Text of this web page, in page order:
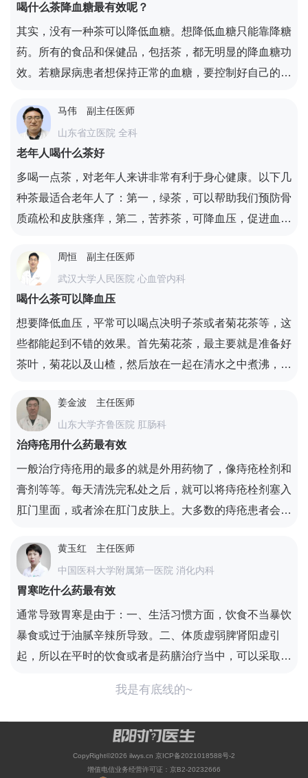
喝什么茶降血糖最有效呢？
其实，没有一种茶可以降低血糖。想降低血糖只能靠降糖
药。所有的食品和保健品，包括茶，都无明显的降血糖功
效。若糖尿病患者想保持正常的血糖，要控制好自己的饮
进行体育锻炼也有助于稳定血糖。更重要的是在医生的指
导下，应用降血糖药物来控制血糖。
马伟
副主任医师
山东省立医院 全科
老年人喝什么茶好
多喝一点茶，对老年人来讲非常有利于身心健康。以下几
种茶最适合老年人了：第一，绿茶，可以帮助我们预防骨
质疏松和皮肤瘙痒，第二，苦荞茶，可降血压，促进血液
动脉硬化，同时也可以改善便秘的情况，不容易出现冠心
病。第四，枸杞茶，枸杞的营养价值非常高，它可以有效
提高我们的免疫力，益气补肾。第五，桂圆红枣茶，可促
进消化，改善失眠的情况。第六，西洋参茶，降火、提高
抵抗力，年龄较大的人特别适合服用这种茶。第七，红
茶。第八，玫瑰花茶，茉莉茶。
周恒
副主任医师
武汉大学人民医院 心血管内科
喝什么茶可以降血压
想要降低血压，平常可以喝点决明子茶或者菊花茶等，这
些都能起到不错的效果。首先菊花茶，最主要就是准备好
茶叶，菊花以及山楂，然后放在一起在清水之中煮沸，每
火，对于患有高血压以及冠心病等患者，喝完之后效果很
不错。其次就是决明子茶，准备好决明子和蜂蜜，然后把
决明子和蜂蜜混合用清水煮沸，之后就能放在玻璃瓶之
中，每天只要冲泡十克即可，这样就能起到治疗高血压的
作用，也能避免出现头晕或者头疼等情况。
姜金波
主任医师
山东大学齐鲁医院 肛肠科
治痔疮用什么药最有效
一般治疗痔疮用的最多的就是外用药物了，像痔疮栓剂和
膏剂等等。每天清洗完私处之后，就可以将痔疮栓剂塞入
肛门里面，或者涂在肛门皮肤上。大多数的痔疮患者会有
当喝一点蜂蜜水，喝蜂蜜水具有润肠排便的作用。
黄玉红
主任医师
中国医科大学附属第一医院 消化内科
胃寒吃什么药最有效
通常导致胃寒是由于：一、生活习惯方面，饮食不当暴饮
暴食或过于油腻辛辣所导致。二、体质虚弱脾肾阳虚引
起，所以在平时的饮食或者是药膳治疗当中，可以采取以
饭后喝热汤的习惯。3.理中丸及其加减方附子理中丸，配
有效的治疗方案。4.脾胃是后天之本，脾胃虚寒者全身精
血化生无源。对于一些脾胃虚寒严重的患者，可以考虑单
我是有底线的~
CopyRight©2026 ilwys.cn 京ICP备2021018588号-2
增值电信业务经营许可证：京B2-20232666